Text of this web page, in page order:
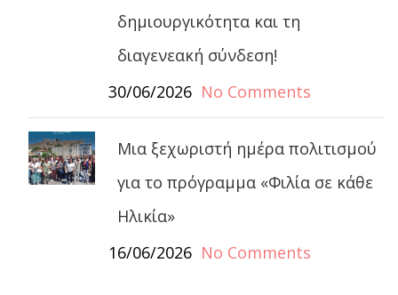
δημιουργικότητα και τη
διαγενεακή σύνδεση!
30/06/2026 No Comments
Μια ξεχωριστή ημέρα πολιτισμού
για το πρόγραμμα «Φιλία σε κάθε
Ηλικία»
16/06/2026 No Comments